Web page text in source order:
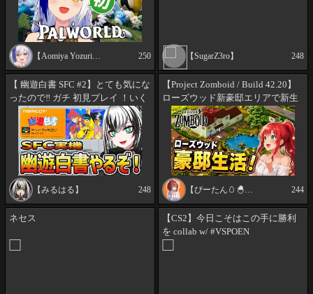
【Aomiya Yozuri Ch. 蒼宮よづり】 250 【SugarZ3ro】 248
【 幽遊白書 SFC #2】とても気にな
ったので‼ ガチ 初見プレイ ！いく
ぞー☆★【新人Vtuber／みるは
る】※ネタバレ注意！
【みるはる】 248
【Project Zomboid / Build 42.20】
ローズウッド新豪邸エリアで新生
活スタート！【ゾンボイド / B42安
定版】#02
【ぴーたん🥚🐣たねどんch】 244
ネセス
【CS2】今日こそはこの手に勝利
を collab w/ #VSPOEN